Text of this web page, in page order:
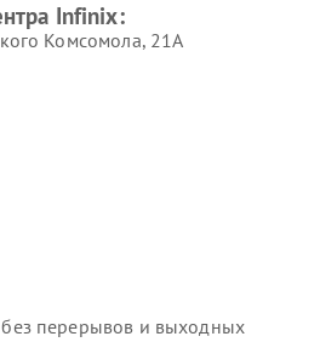
Infinix:
Комсомола, 21А
перерывов и выходных